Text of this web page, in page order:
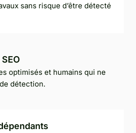
sans risque d’être détecté
optimisés et humains qui ne
détection.